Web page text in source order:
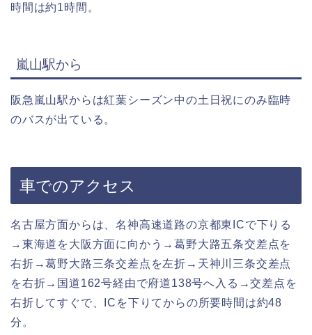
時間は約1時間。
嵐山駅から
阪急嵐山駅からは紅葉シーズン中の土日祝にのみ臨時
のバスが出ている。
車でのアクセス
名古屋方面からは、名神高速道路の京都東ICで下りる
→東海道を大阪方面に向かう→葛野大路五条交差点を
右折→葛野大路三条交差点を左折→天神川三条交差点
を右折→国道162号経由で府道138号へ入る→交差点を
右折してすぐで、ICを下りてからの所要時間は約48
分。